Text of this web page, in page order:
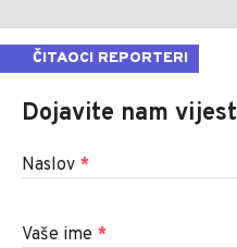
ČITAOCI REPORTERI
Dojavite nam vijest
Naslov *
Vaše ime *